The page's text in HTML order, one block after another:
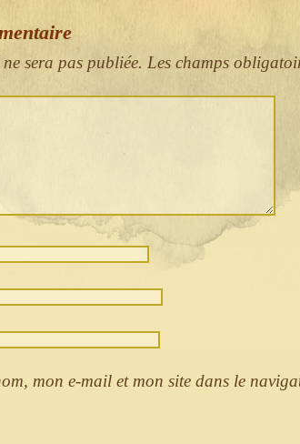
sera pas publiée. Les champs
mon e-mail et mon site dans le